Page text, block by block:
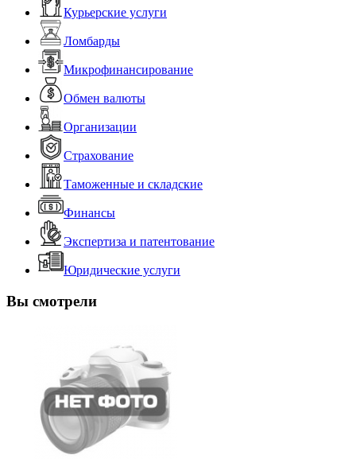
Курьерские услуги
Ломбарды
Микрофинансирование
Обмен валюты
Организации
Страхование
Таможенные и складские
Финансы
Экспертиза и патентование
Юридические услуги
Вы смотрели